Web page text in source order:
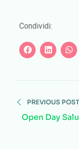
Condividi:
PREVIOUS POST
Open Day